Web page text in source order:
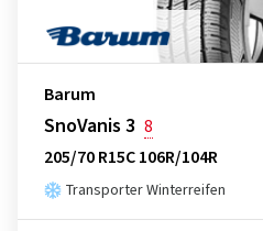
Barum
SnoVanis 3 8
205/70 R15C 106R/104R
Transporter Winterreifen